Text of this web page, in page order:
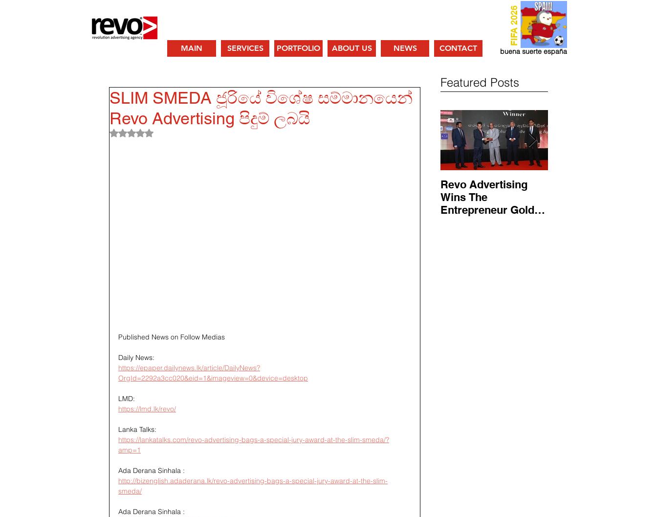
MAIN SERVICES PORTFOLIO ABOUT US NEWS CONTACT buena suerte españa
FIFA 2026
SLIM SMEDA ජූරියේ විශේෂ සම්මානයෙන්
Revo Advertising පිදුම් ලබයි
Rated NaN out of 5 stars.
Published News on Follow Medias
Daily News:
https://epaper.dailynews.lk/article/DailyNews?
OrgId=2292a3cc020&eid=1&imageview=0&device=desktop
LMD:
https://lmd.lk/revo/
Lanka Talks:
https://lankatalks.com/revo-advertising-bags-a-special-jury-award-at-the-slim-smeda/?
amp=1
Ada Derana Sinhala :
http://bizenglish.adaderana.lk/revo-advertising-bags-a-special-jury-award-at-the-slim-
smeda/
Ada Derana Sinhala :
Featured Posts
Revo Advertising
Wins The
Entrepreneur Gold